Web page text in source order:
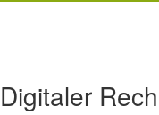
Digitaler